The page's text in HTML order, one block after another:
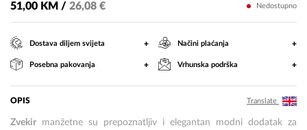
51,00 KM / 26,08 € Nedostupno
Dostava diljem svijeta + Načini plaćanja +
Posebna pakovanja + Vrhunska podrška +
OPIS Translate
Zvekir manžetne su prepoznatljiv i elegantan modni dodatak za